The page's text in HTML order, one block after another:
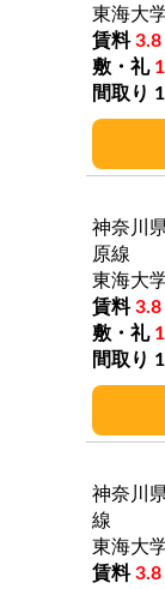
東海大
3.8
1
神奈川
原線
東海大
3.8
1
神奈川
線
東海大
3.8